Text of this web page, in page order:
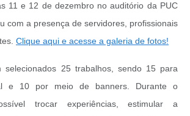
11 e 12 de dezembro no auditório da PUC
com a presença de servidores, profissionais
Clique aqui e acesse a galeria de fotos!
selecionados 25 trabalhos, sendo 15 para
e 10 por meio de banners. Durante o
trocar experiências, estimular a